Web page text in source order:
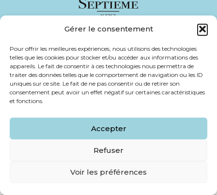
Gérer le consentement
Pour offrir les meilleures expériences, nous utilisons des technologies
telles que les cookies pour stocker et/ou accéder aux informations des
appareils. Le fait de consentir à ces technologies nous permettra de
traiter des données telles que le comportement de navigation ou les ID
uniques sur ce site. Le fait de ne pas consentir ou de retirer son
consentement peut avoir un effet négatif sur certaines caractéristiques
et fonctions.
Accepter
Refuser
Voir les préférences
© 2026 Septieme Agency. Tous droits réservés.